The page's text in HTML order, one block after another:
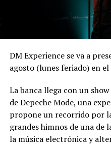
DM Experience se va a
agosto (lunes feriado) en
La banca llega con un
de Depeche Mode, una
propone un recorrido por
grandes himnos de una de
la música electrónica y